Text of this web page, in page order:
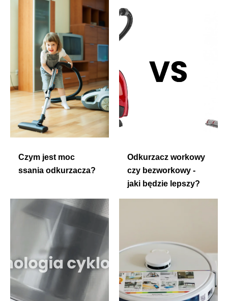
Czym jest moc
ssania odkurzacza?
Odkurzacz workowy
czy bezworkowy -
jaki będzie lepszy?